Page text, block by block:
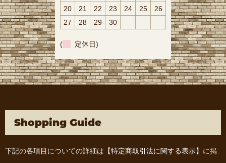
20 21 22 23 24 25
26
27
28 29 30
( 定休日)
Shopping Guide
下記の各項目についての詳細は 【特定商取引法に関する表示】 に掲